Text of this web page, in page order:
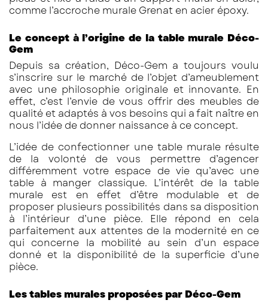
comme l’accroche murale Grenat en acier époxy.
Le concept à l’origine de la table murale Déco-
Gem
Depuis sa création, Déco-Gem a toujours voulu
s’inscrire sur le marché de l’objet d’ameublement
avec une philosophie originale et innovante. En
effet, c’est l’envie de vous offrir des meubles de
qualité et adaptés à vos besoins qui a fait naître en
nous l’idée de donner naissance à ce concept.
L’idée de confectionner une table murale résulte
de la volonté de vous permettre d’agencer
différemment votre espace de vie qu’avec une
table à manger classique. L’intérêt de la table
murale est en effet d’être modulable et de
proposer plusieurs possibilités dans sa disposition
à l’intérieur d’une pièce. Elle répond en cela
parfaitement aux attentes de la modernité en ce
qui concerne la mobilité au sein d’un espace
donné et la disponibilité de la superficie d’une
pièce.
Les tables murales proposées par Déco-Gem